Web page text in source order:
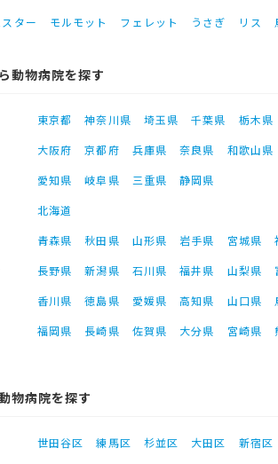
ター モルモット フェレット うさぎ リス
動物病院を探す
東京都 神奈川県 埼玉県 千葉県 栃木県
大阪府 京都府 兵庫県 奈良県 和歌山県
愛知県 岐阜県 三重県
静岡県
北海道
青森県 秋田県 山形県 岩手県 宮城県
長野県 新潟県 石川県 福井県 山梨県
香川県 徳島県 愛媛県 高知県 山口県
福岡県 長崎県 佐賀県 大分県 宮崎県
物病院を探す
世田谷区 練馬区 杉並区 大田区 新宿区